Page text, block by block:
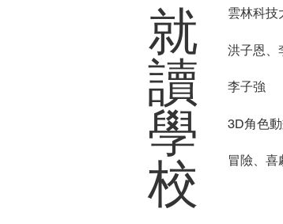
​就
讀
學
校
雲林科技
洪子恩、
李子強
3D角色
冒險、喜